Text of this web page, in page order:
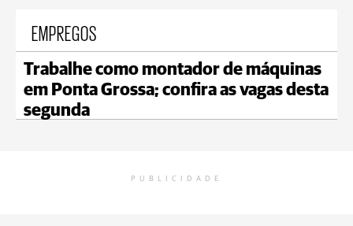
EMPREGOS
Trabalhe como montador de máquinas
em Ponta Grossa; confira as vagas desta
segunda
PUBLICIDADE